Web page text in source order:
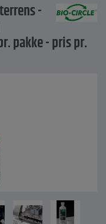
-
pakke - pris pr.